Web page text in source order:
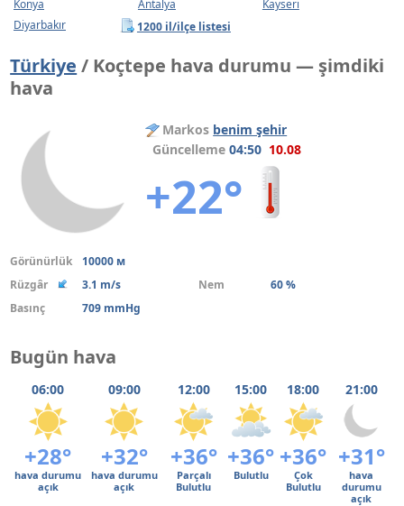
Konya
Antalya
Kayseri
Diyarbakır
1200 il/ilçe listesi
Türkiye / Koçtepe hava durumu — şimdiki
hava
Markos benim şehir
Güncelleme04:50 10.08
+22°
Görünürlük
10000 м
Rüzgâr
3.1 m/s Nem
60 %
Basınç
709 mmHg
Bugün hava
06:00 09:00 12:00 15:00 18:00 21:00
+28° +32° +36° +36° +36° +31°
hava durumu
açık
hava durumu
açık
Parçalı
Bulutlu
Bulutlu
Çok
Bulutlu
hava
durumu
açık